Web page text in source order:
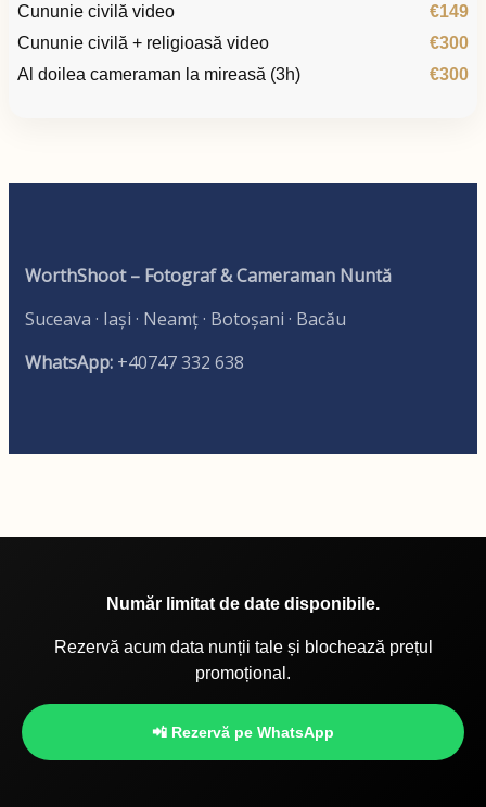
Cununie civilă video
€149
Cununie civilă + religioasă video
€300
Al doilea cameraman la mireasă (3h)
€300
WorthShoot – Fotograf & Cameraman Nuntă
Suceava · Iași · Neamț · Botoșani · Bacău
WhatsApp: +40747 332 638
Număr limitat de date disponibile.
Rezervă acum data nunții tale și blochează prețul
promoțional.
📲 Rezervă pe WhatsApp